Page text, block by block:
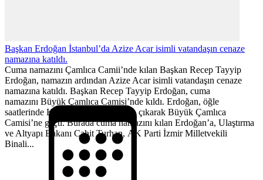
Başkan Erdoğan İstanbul’da Azize Acar isimli vatandaşın cenaze
namazına katıldı.
Cuma namazını Çamlıca Camii’nde kılan Başkan Recep Tayyip
Erdoğan, namazın ardından Azize Acar isimli vatandaşın cenaze
namazına katıldı. Başkan Recep Tayyip Erdoğan, cuma
namazını Büyük Çamlıca Camisi’nde kıldı. Erdoğan, öğle
saatlerinde Kısıklı’daki konutundan çıkarak Büyük Çamlıca
Camisi’ne geçti. Burada cuma namazını kılan Erdoğan’a, Ulaştırma
ve Altyapı Bakanı Cahit Turhan, AK Parti İzmir Milletvekili
Binali...